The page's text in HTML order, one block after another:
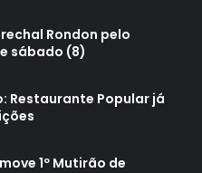
Rondon pelo
sábado (8)
Restaurante Popular já
1º Mutirão de